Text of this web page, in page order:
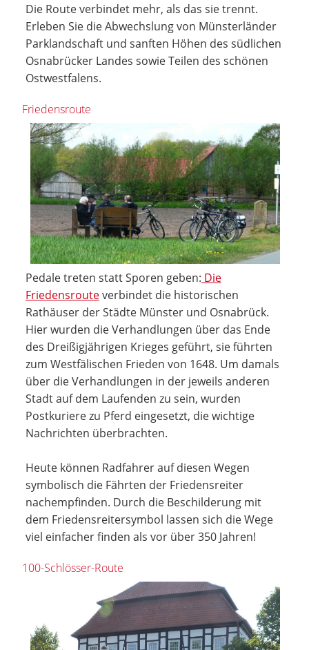
Die Route verbindet mehr, als das sie trennt.
Erleben Sie die Abwechslung von Münsterländer
Parklandschaft und sanften Höhen des südlichen
Osnabrücker Landes sowie Teilen des schönen
Ostwestfalens.
Friedensroute
Pedale treten statt Sporen geben: Die
Friedensrouteverbindet die historischen
Rathäuser der Städte Münster und Osnabrück.
Hier wurden die Verhandlungen über das Ende
des Dreißigjährigen Krieges geführt, sie führten
zum Westfälischen Frieden von 1648. Um damals
über die Verhandlungen in der jeweils anderen
Stadt auf dem Laufenden zu sein, wurden
Postkuriere zu Pferd eingesetzt, die wichtige
Nachrichten überbrachten.
Heute können Radfahrer auf diesen Wegen
symbolisch die Fährten der Friedensreiter
nachempfinden. Durch die Beschilderung mit
dem Friedensreitersymbol lassen sich die Wege
viel einfacher finden als vor über 350 Jahren!
100-Schlösser-Route